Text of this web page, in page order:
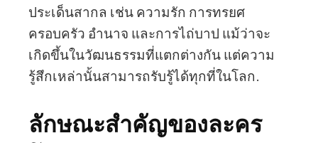
ประเด็นสากล เช่น ความรัก การทรยศ
ครอบครัว อำนาจ และการไถ่บาป แม้ว่าจะ
เกิดขึ้นในวัฒนธรรมที่แตกต่างกัน แต่ความ
รู้สึกเหล่านั้นสามารถรับรู้ได้ทุกที่ในโลก.
ลักษณะสำคัญของละคร